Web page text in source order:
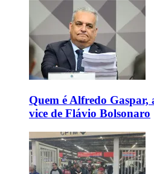
Quem é Alfredo Gaspar,
vice de Flávio Bolsonaro